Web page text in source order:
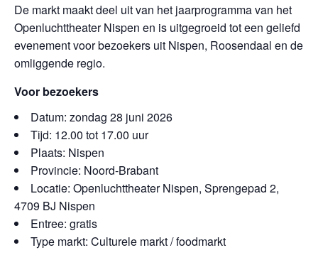
De markt maakt deel uit van het jaarprogramma van het
Openluchttheater Nispen en is uitgegroeid tot een geliefd
evenement voor bezoekers uit Nispen, Roosendaal en de
omliggende regio.
Voor bezoekers
Datum: zondag 28 juni 2026
Tijd: 12.00 tot 17.00 uur
Plaats: Nispen
Provincie: Noord-Brabant
Locatie: Openluchttheater Nispen, Sprengepad 2,
4709 BJ Nispen
Entree: gratis
Type markt: Culturele markt / foodmarkt